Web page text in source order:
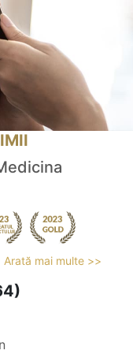
Arată mai multe >>